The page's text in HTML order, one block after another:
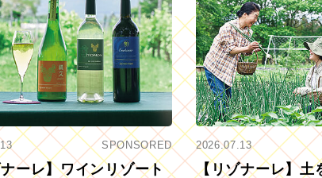
SPONSORED
ーレ】ワインリゾート
2026.07.13
【リゾナーレ】土